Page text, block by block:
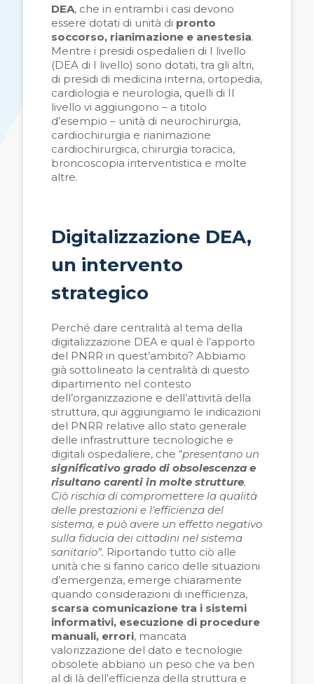
DEA, che in entrambi i casi devono
essere dotati di unità di pronto
soccorso, rianimazione e anestesia.
Mentre i presidi ospedalieri di I livello
(DEA di I livello) sono dotati, tra gli altri,
di presidi di medicina interna, ortopedia,
cardiologia e neurologia, quelli di II
livello vi aggiungono – a titolo
d’esempio – unità di neurochirurgia,
cardiochirurgia e rianimazione
cardiochirurgica, chirurgia toracica,
broncoscopia interventistica e molte
altre.
Digitalizzazione DEA,
un intervento
strategico
Perché dare centralità al tema della
digitalizzazione DEA e qual è l’apporto
del PNRR in quest’ambito? Abbiamo
già sottolineato la centralità di questo
dipartimento nel contesto
dell’organizzazione e dell’attività della
struttura, qui aggiungiamo le indicazioni
del PNRR relative allo stato generale
delle infrastrutture tecnologiche e
digitali ospedaliere, che “presentano un
significativo grado di obsolescenza e
risultano carenti in molte strutture.
Ciò rischia di compromettere la qualità
delle prestazioni e l'efficienza del
sistema, e può avere un effetto negativo
sulla fiducia dei cittadini nel sistema
sanitario”. Riportando tutto ciò alle
unità che si fanno carico delle situazioni
d’emergenza, emerge chiaramente
quando considerazioni di inefficienza,
scarsa comunicazione tra i sistemi
informativi, esecuzione di procedure
manuali, errori, mancata
valorizzazione del dato e tecnologie
obsolete abbiano un peso che va ben
al di là dell’efficienza della struttura e